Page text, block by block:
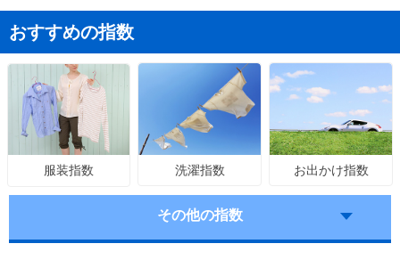
おすすめの指数
服装指数 洗濯指数 お出かけ指数
その他の指数